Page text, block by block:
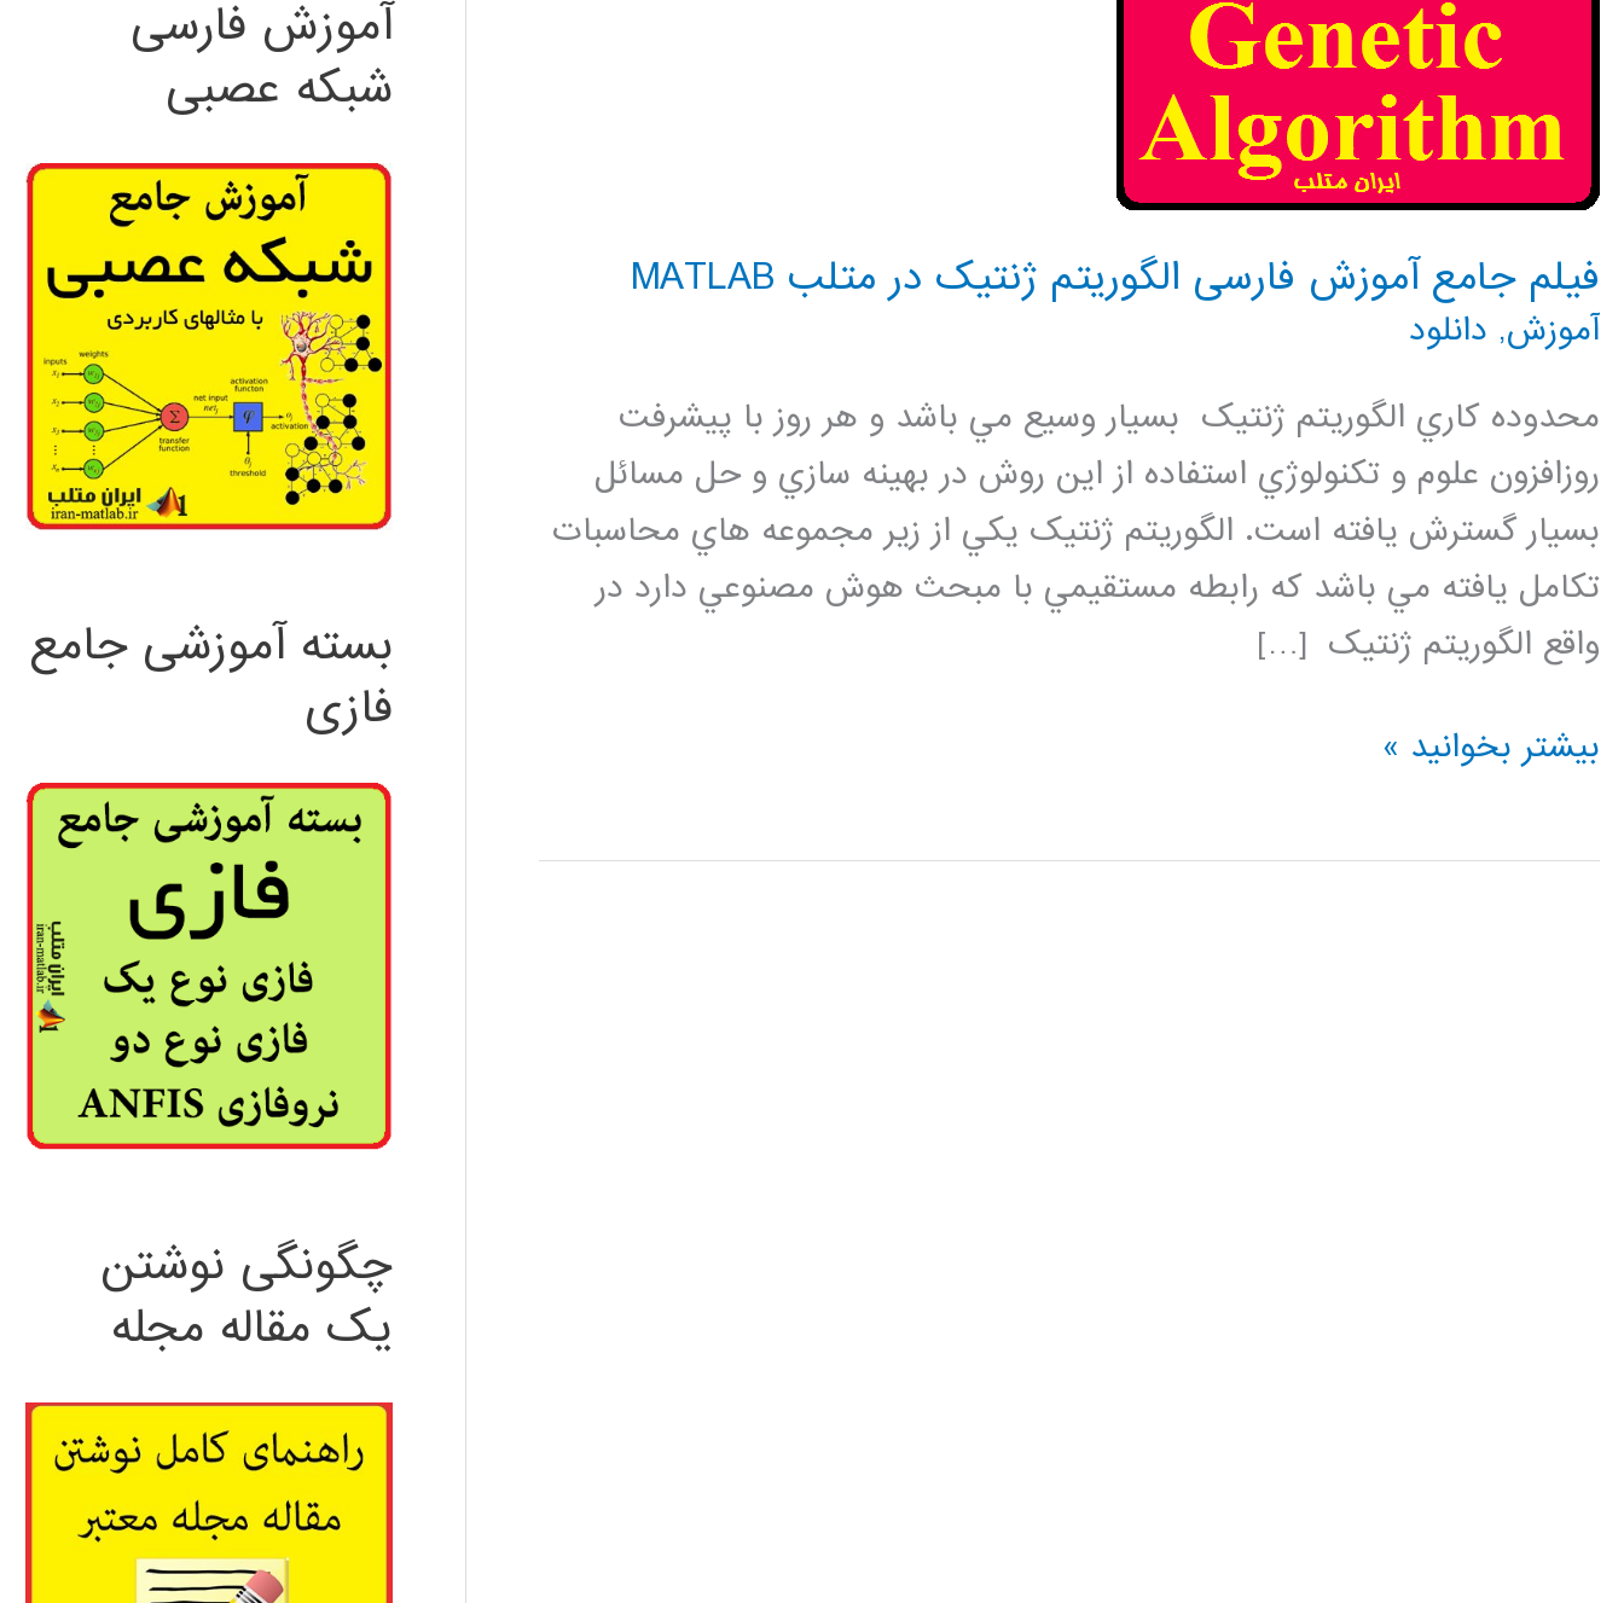
فیلم جامع آموزش فارسی الگوریتم ژنتیک در متلب MATLAB
آموزش, دانلود
محدوده کاري الگوريتم ژنتيک بسيار وسيع مي باشد و هر روز با پيشرفت
روزافزون علوم و تکنولوژي استفاده از اين روش در بهينه سازي و حل مسائل
بسيار گسترش يافته است. الگوريتم ژنتيک يکي از زير مجموعه هاي محاسبات
تکامل يافته مي باشد که رابطه مستقيمي با مبحث هوش مصنوعي دارد در
واقع الگوريتم ژنتيک […]
فیلم
آموزش
بیشتر بخوانید »
آموزش فارسی
شبکه عصبی
بسته آموزشی جامع
فازی
چگونگی نوشتن
یک مقاله مجله